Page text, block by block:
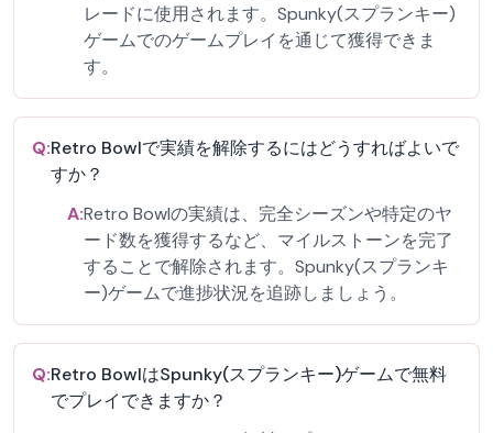
レードに使用されます。Spunky(スプランキー)
ゲームでのゲームプレイを通じて獲得できま
す。
Q:Retro Bowlで実績を解除するにはどうすればよいで
すか？
A:Retro Bowlの実績は、完全シーズンや特定のヤ
ード数を獲得するなど、マイルストーンを完了
することで解除されます。Spunky(スプランキ
ー)ゲームで進捗状況を追跡しましょう。
Q:Retro BowlはSpunky(スプランキー)ゲームで無料
でプレイできますか？